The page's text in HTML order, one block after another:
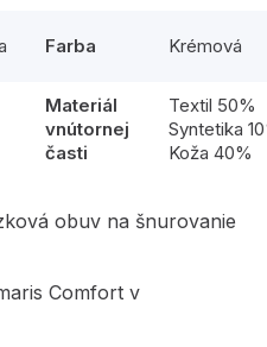
Farba Krémová
Materiál
vnútornej
časti
Textil 50%
Syntetika
Koža 40%
obuv na šnurovanie
Comfort v